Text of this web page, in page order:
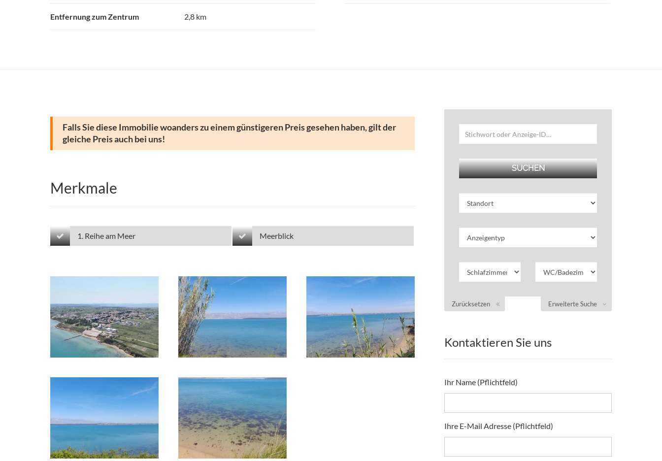
Entfernung zum Zentrum 2,8 km
Falls Sie diese Immobilie woanders zu einem günstigeren Preis gesehen haben, gilt der
gleiche Preis auch bei uns!
Merkmale
1. Reihe am Meer Meerblick
Erweiterte Suche
Zurücksetzen
Kontaktieren Sie uns
Ihr Name (Pflichtfeld)
Ihre E-Mail Adresse (Pflichtfeld)